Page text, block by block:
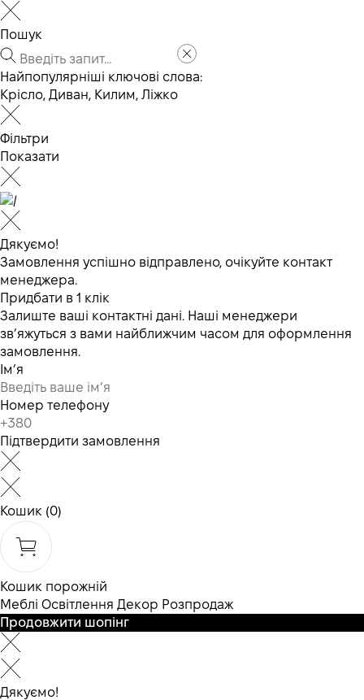
Пошук
Найпопулярніші ключові слова:
Крісло, Диван, Килим, Ліжко
Фільтри
Показати
Дякуємо!
Замовлення успішно відправлено, очікуйте контакт
менеджера.
Придбати в 1 клік
Залиште ваші контактні дані. Наші менеджери
зв’яжуться з вами найближчим часом для оформлення
замовлення.
Ім’я
Номер телефону
Підтвердити замовлення
Кошик (0)
Кошик порожній
Меблі Освітлення Декор Розпродаж
Продовжити шопінг
Дякуємо!